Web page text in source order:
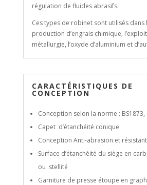
régulation de fluides abrasifs.
Ces types de robinet sont utilisés dans
production d’engrais chimique,
métallurgie, l’oxyde d’aluminium et
CARACTÉRISTIQUES DE
CONCEPTION
Conception selon la norme : BS1873,
Capet d’étanchéité conique
Conception Anti-abrasion et
Surface d’étanchéité du siège en
ou stellité
Garniture de presse étoupe en